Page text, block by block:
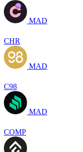
MAD
CHR
MAD
C98
MAD
COMP